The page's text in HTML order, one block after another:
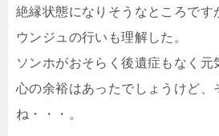
絶縁状態になりそうなところです
ウンジュの行いも理解した。
ソンホがおそらく後遺症もなく元
心の余裕はあったでしょうけど、
ね・・・。